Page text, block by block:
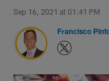
Sep 16, 2021 at 01:41 PM
Francisco